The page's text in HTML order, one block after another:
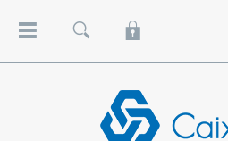
RESEARCH
PROJETOS
CLIENTES INSTITUCIONAIS
CONTRAPARTES